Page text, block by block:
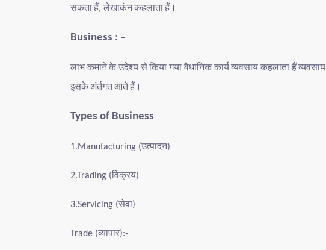
सकताहैं, लेखाकंनकहलाताहैं।
Business : –
लाभकमानेकेउदेश्यसेकियागयावैधानिककार्यव्यवसायकहलाताहैंव्यवसाय
इसकेअंर्तगतआतेहैं।
Types of Business
1.Manufacturing (उत्पादन)
2.Trading (विक्रय)
3.Servicing (सेवा)
Trade (व्यापार):-